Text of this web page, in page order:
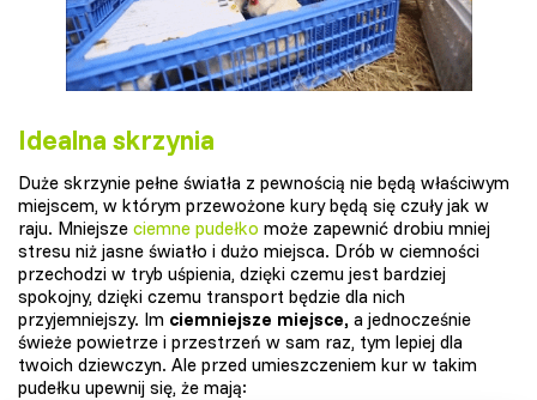
Idealna skrzynia
Duże skrzynie pełne światła z pewnością nie będą właściwym
miejscem, w którym przewożone kury będą się czuły jak w
raju. Mniejsze ciemne pudełko może zapewnić drobiu mniej
stresu niż jasne światło i dużo miejsca. Drób w ciemności
przechodzi w tryb uśpienia, dzięki czemu jest bardziej
spokojny, dzięki czemu transport będzie dla nich
przyjemniejszy. Im ciemniejsze miejsce, a jednocześnie
świeże powietrze i przestrzeń w sam raz, tym lepiej dla
twoich dziewczyn. Ale przed umieszczeniem kur w takim
pudełku upewnij się, że mają: